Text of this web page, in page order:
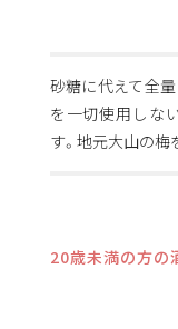
砂糖に代えて全量
を一切使用しな
す。地元大山の梅
20歳未満の方の